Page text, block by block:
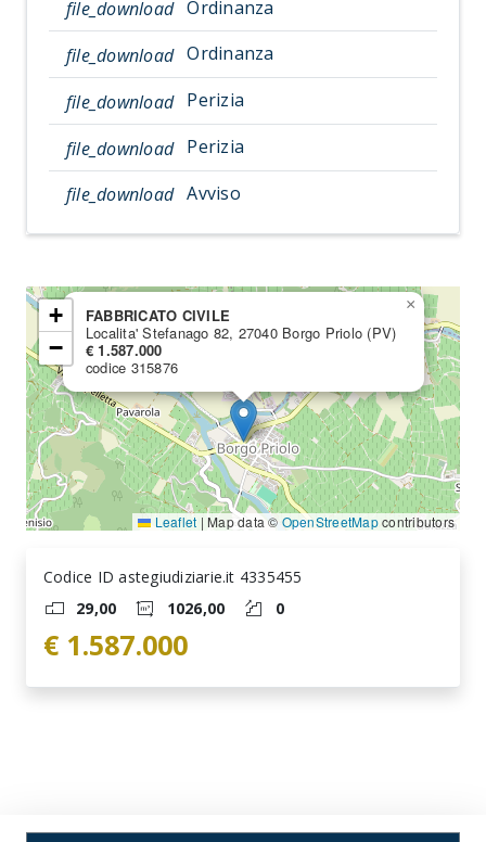
file_download Ordinanza
file_download Ordinanza
file_download Perizia
file_download Perizia
file_download Avviso
FABBRICATO CIVILE
Localita' Stefanago 82, 27040 Borgo Priolo (PV)
€ 1.587.000
codice 315876
×
+
−
Leaflet | Map data © OpenStreetMapcontributors
Codice ID astegiudiziarie.it 4335455
29,00
1026,00 0
€ 1.587.000